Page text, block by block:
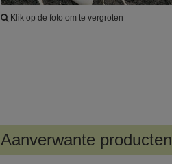
Klik op de foto om te vergroten
Aanverwante producten